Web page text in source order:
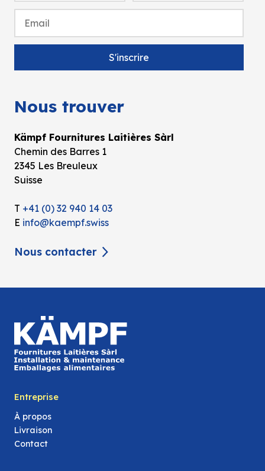
Nous trouver
Kämpf Fournitures Laitières Sàrl
Chemin des Barres 1
2345 Les Breuleux
Suisse
T +41 (0) 32 940 14 03
E info@kaempf.swiss
Nous contacter
Entreprise
À propos
Livraison
Contact